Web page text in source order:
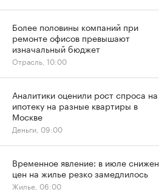
Более половины компаний при
ремонте офисов превышают
изначальный бюджет
Отрасль, 10:00
Аналитики оценили рост спроса на
ипотеку на разные квартиры в
Москве
Деньги, 09:00
Временное явление: в июле
цен на жилье резко замедлилось
Жилье, 06:00